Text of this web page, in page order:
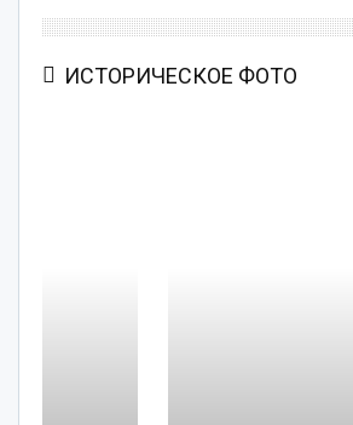
ИСТОРИЧЕСКОЕ ФОТО